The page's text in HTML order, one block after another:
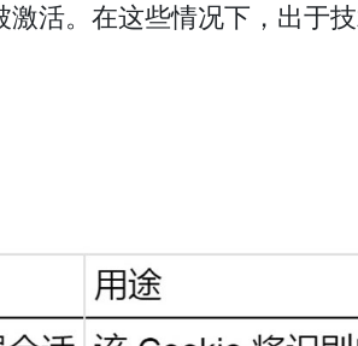
活。在这些情况下，出于